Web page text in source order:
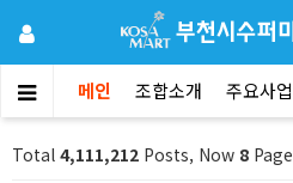
메인 조합소개 주요사업
Total 4,111,212 Posts, Now 8 Page